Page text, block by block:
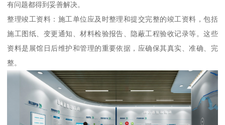
有问题都得到妥善解决。
整理竣工资料：施工单位应及时整理和提交完整的竣工资料，包括
施工图纸、变更通知、材料检验报告、隐蔽工程验收记录等。这些
资料是展馆日后维护和管理的重要依据，应确保其真实、准确、完
整。